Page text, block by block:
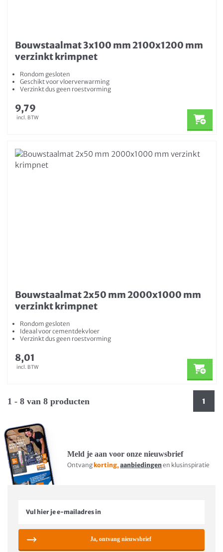
Bouwstaalmat 3x100 mm 2100x1200 mm
verzinkt krimpnet
Rondom gesloten
Geschikt voor vloerverwarming
Verzinkt dus geen roestvorming
9,79
incl. BTW
Bouwstaalmat 2x50 mm 2000x1000 mm
verzinkt krimpnet
Rondom gesloten
Ideaal voor cementdekvloer
Verzinkt dus geen roestvorming
8,01
incl. BTW
1 - 8 van 8 producten 1
Meld je aan voor onze nieuwsbrief
Ontvang korting,aanbiedingen en klusinspiratie
Ja, ontvang nieuwsbrief